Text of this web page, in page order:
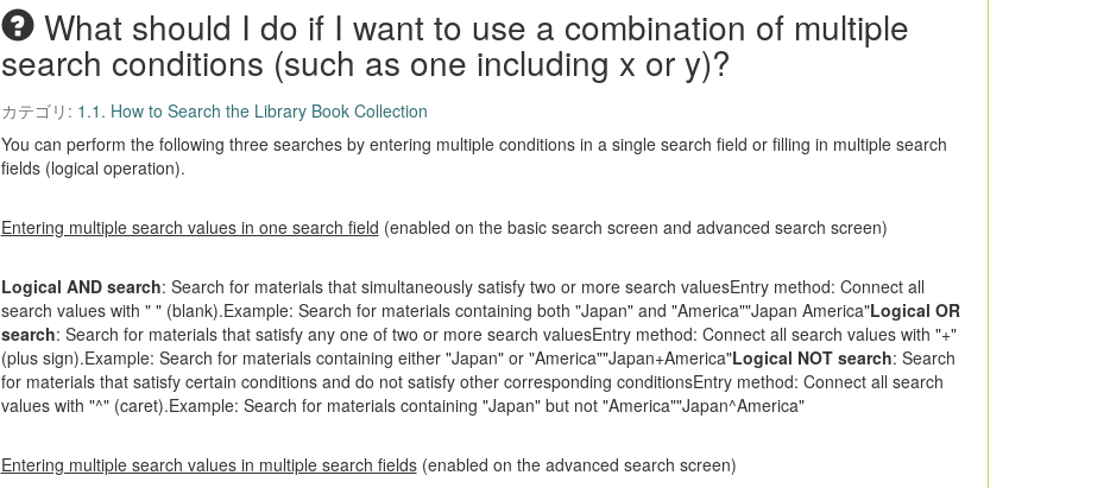
What should I do if I want to use a combination of multiple
search conditions (such as one including x or y)?
カテゴリ: 1.1. How to Search the Library Book Collection
You can perform the following three searches by entering multiple conditions in a single search field or filling in multiple search
fields (logical operation).
Entering multiple search values in one search field (enabled on the basic search screen and advanced search screen)
Logical AND search: Search for materials that simultaneously satisfy two or more search valuesEntry method: Connect all
search values with " " (blank).Example: Search for materials containing both "Japan" and "America""Japan America"Logical OR
search: Search for materials that satisfy any one of two or more search valuesEntry method: Connect all search values with "+"
(plus sign).Example: Search for materials containing either "Japan" or "America""Japan+America"Logical NOT search: Search
for materials that satisfy certain conditions and do not satisfy other corresponding conditionsEntry method: Connect all search
values with "^" (caret).Example: Search for materials containing "Japan" but not "America""Japan^America"
Entering multiple search values in multiple search fields(enabled on the advanced search screen)